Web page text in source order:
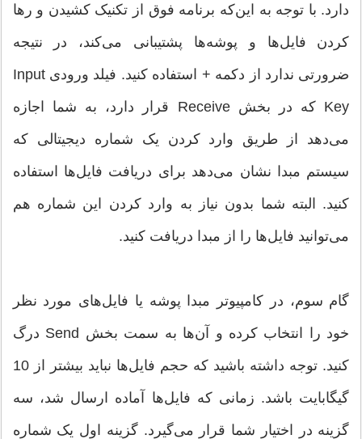
دارد. با توجه به این‌که برنامه فوق از تکنیک کشیدن و رها
کردن ‌فایل‌ها و پوشه‌ها پشتیبانی می‌کند، در نتیجه
ضرورتی ندارد از دکمه + استفاده کنید. فیلد ورودی Input
Key که در بخش Receive قرار دارد، به شما اجازه
می‌دهد از طریق وارد کردن یک شماره دیجیتالی که
سیستم مبدا نشان می‌دهد برای دریافت فایل‌ها استفاده
کنید. البته شما بدون نیاز به وارد کردن این شماره هم
می‌توانید فایل‌ها را از مبدا دریافت کنید.
گام سوم، در کامپیوتر مبدا پوشه یا فایل‌های مورد نظر
خود را انتخاب کرده و آن‌ها به سمت بخش Send درگ
کنید. توجه داشته باشید که حجم فایل‌ها نباید بیشتر از 10
گیگابایت باشد. زمانی که فایل‌ها آماده ارسال شد، سه
گزینه در اختیار شما قرار می‌گیرد. گزینه اول یک شماره